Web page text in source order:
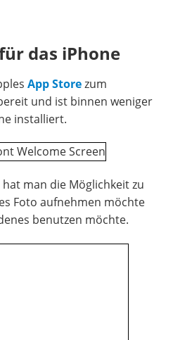
das iPhone
App Storezum
und ist binnen weniger
installiert.
man die Möglichkeit zu
Foto aufnehmen möchte
benutzen möchte.